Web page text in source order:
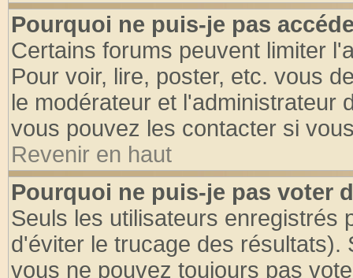
Pourquoi ne puis-je pas
Certains forums peuvent limiter
Pour voir, lire, poster, etc. vous
le modérateur et l'administrateur
vous pouvez les contacter si
Revenir en haut
Pourquoi ne puis-je pas voter
Seuls les utilisateurs enregistrés
d'éviter le trucage des
vous ne pouvez toujours pas